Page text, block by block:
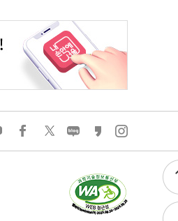
대기환경정보 에코마일리지
페
이
스
트
위
터
네
이
버
그
카
카
오
토
리
인
스
타